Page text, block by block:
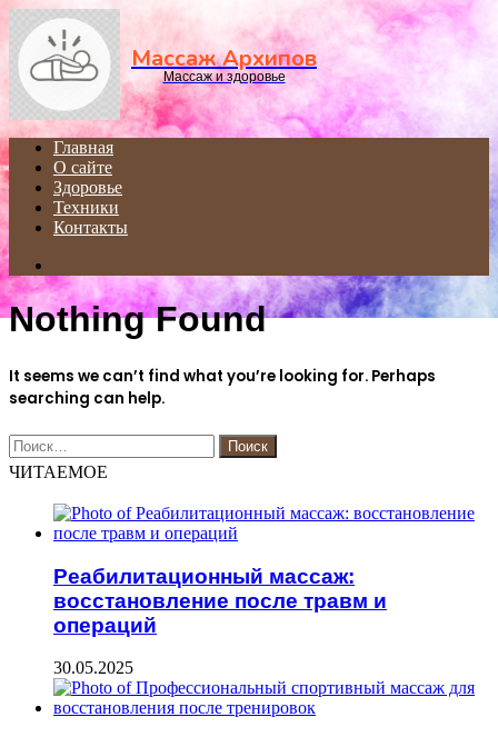
Массаж Архипов
Массаж и здоровье
Главная
О сайте
Здоровье
Техники
Контакты
for
Nothing Found
It seems we can’t find what you’re looking for. Perhaps
searching can help.
Найти:
ЧИТАЕМОЕ
Реабилитационный массаж:
восстановление после травм и
операций
30.05.2025